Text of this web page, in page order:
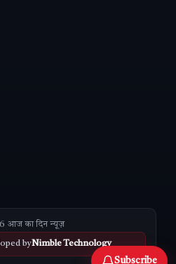
आज का दिन न्यूज़
byNimble Technology
Subscribe